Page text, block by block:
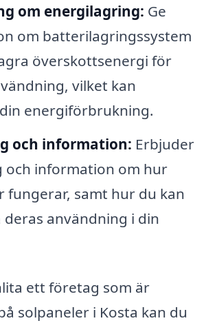
om energilagring: Ge
om batterilagringssystem
överskottsenergi för
vilket kan
energiförbrukning.
och information: Erbjuder
och information om hur
fungerar, samt hur du kan
deras användning i din
ett företag som är
solpaneler i Kosta kan du